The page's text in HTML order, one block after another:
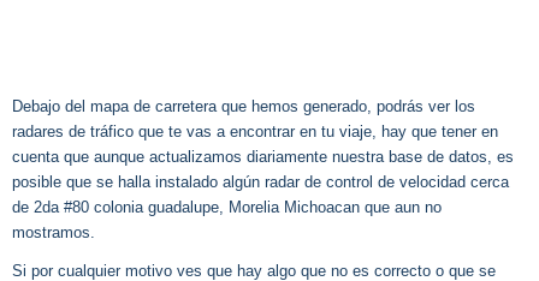
Debajo del mapa de carretera que hemos generado, podrás ver los
radares de tráfico que te vas a encontrar en tu viaje, hay que tener en
cuenta que aunque actualizamos diariamente nuestra base de datos, es
posible que se halla instalado algún radar de control de velocidad cerca
de 2da #80 colonia guadalupe, Morelia Michoacan que aun no
mostramos.
Si por cualquier motivo ves que hay algo que no es correcto o que se